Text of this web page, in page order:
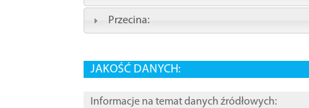
Przecina:
JAKOŚĆ DANYCH:
Informacje na temat danych źródłowych: